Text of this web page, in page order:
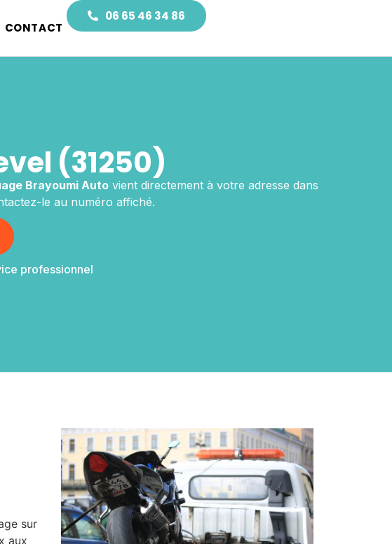
CONTACT
06 65 46 34 86
(31250)
Brayoumi Autovient directement à votre adresse dans
le au numéro affiché.
professionnel
sur
aux